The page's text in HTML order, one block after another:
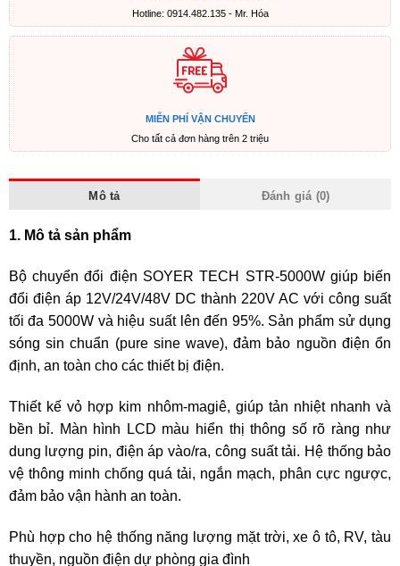
Hotline: 0914.482.135 - Mr. Hóa
MIỄN PHÍ VẬN CHUYỂN
Cho tất cả đơn hàng trên 2 triệu
Mô tả Đánh giá (0)
1. Mô tả sản phẩm
Bộ chuyển đổi điện SOYER TECH STR-5000W giúp biến
đổi điện áp 12V/24V/48V DC thành 220V AC với công suất
tối đa 5000W và hiệu suất lên đến 95%. Sản phẩm sử dụng
sóng sin chuẩn (pure sine wave), đảm bảo nguồn điện ổn
định, an toàn cho các thiết bị điện.
Thiết kế vỏ hợp kim nhôm-magiê, giúp tản nhiệt nhanh và
bền bỉ. Màn hình LCD màu hiển thị thông số rõ ràng như
dung lượng pin, điện áp vào/ra, công suất tải. Hệ thống bảo
vệ thông minh chống quá tải, ngắn mạch, phân cực ngược,
đảm bảo vận hành an toàn.
Phù hợp cho hệ thống năng lượng mặt trời, xe ô tô, RV, tàu
thuyền, nguồn điện dự phòng gia đình